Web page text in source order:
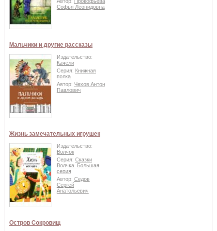
Софья Леонидовна
Мальчики и другие рассказы
Издательство:
Качели
Серия: Книжная
полка
Автор: Чехов Антон
Павлович
Жизнь замечательных игрушек
Издательство:
Волчок
Серия: Сказки
Волчка. Большая
серия
Автор: Седов
Сергей
Анатольевич
Остров Сокровищ